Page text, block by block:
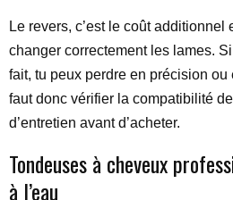
Le revers, c’est le coût
changer correctement les lames.
fait, tu peux perdre en précision ou
faut donc vérifier la compatibilité
d’entretien avant d’acheter.
Tondeuses à cheveux
à l’eau